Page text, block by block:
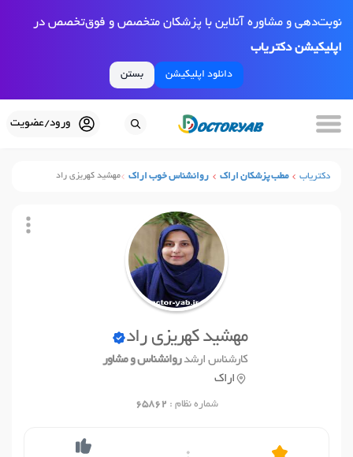
نوبت‌دهی و مشاوره آنلاین با پزشکان متخصص و فوق‌تخصص در
اپلیکیشن دکتریاب
دانلود اپلیکیشن بستن
ورود/عضویت
دکتریاب مطب پزشکان اراک روانشناس خوب اراک مهشید کهریزی راد
مهشید کهریزی راد
کارشناس ارشدروانشناس و مشاور
اراک
شماره نظام : 65862